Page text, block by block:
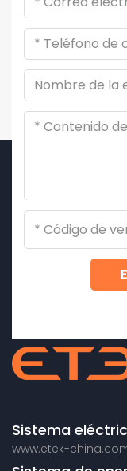
Sistema
www.etek-